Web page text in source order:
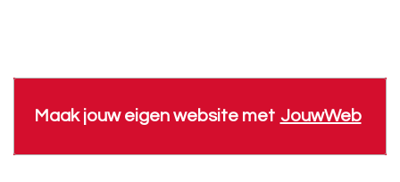
Maak jouw eigen website met JouwWeb